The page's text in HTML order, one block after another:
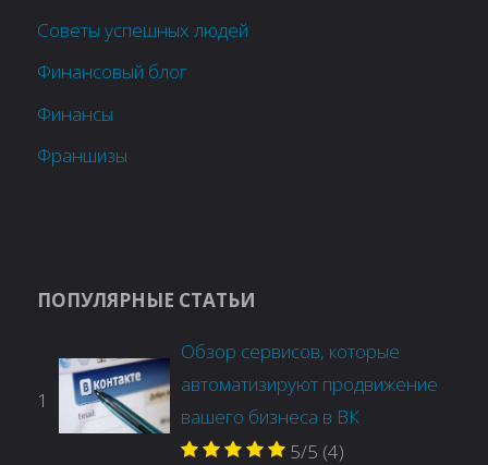
Советы успешных людей
Финансовый блог
Финансы
Франшизы
ПОПУЛЯРНЫЕ СТАТЬИ
1
Обзор сервисов, которые
автоматизируют продвижение
вашего бизнеса в ВК
5/5 (4)